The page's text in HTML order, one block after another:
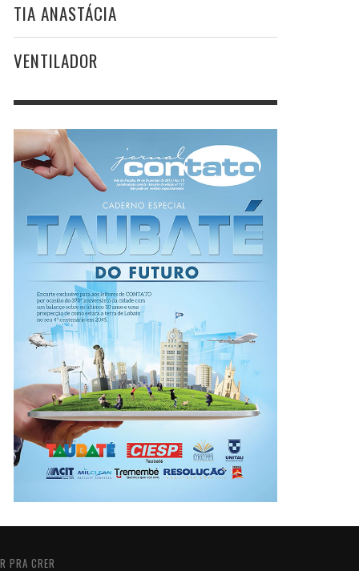
TIA ANASTÁCIA
VENTILADOR
PRA CRER